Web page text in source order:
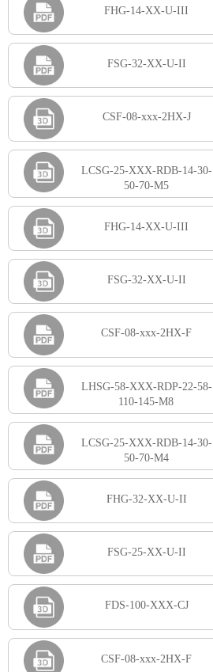
FHG-14-XX-U-III
FSG-32-XX-U-II
CSF-08-xxx-2HX-J
LCSG-25-XXX-RDB-14-30-
50-70-M5
FHG-14-XX-U-III
FSG-32-XX-U-II
CSF-08-xxx-2HX-F
LHSG-58-XXX-RDP-22-58-
110-145-M8
LCSG-25-XXX-RDB-14-30-
50-70-M4
FHG-32-XX-U-II
FSG-25-XX-U-II
FDS-100-XXX-CJ
CSF-08-xxx-2HX-F